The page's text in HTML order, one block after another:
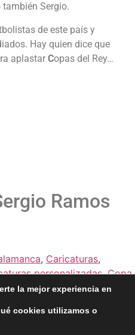
Sergio.
de este país y
Hay quien dice que
aplastar Copas del Rey…
Ramos
, Caricaturas,
personalizadas,Copa
, Pilar Rubio,prensa del
la mejor experiencia en
cookies utilizamos o